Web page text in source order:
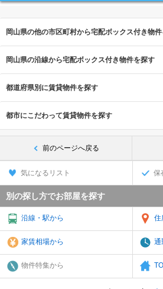
岡山県の他の市区町村から宅配ボックス付き物
岡山県の沿線から宅配ボックス付き物件を探す
都道府県別に賃貸物件を探す
都市にこだわって賃貸物件を探す
前のページへ戻る
気になるリスト 保
別の探し方でお部屋を探す
沿線・駅から 住
家賃相場から 通
物件特集から